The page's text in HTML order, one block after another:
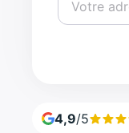
4,9/5